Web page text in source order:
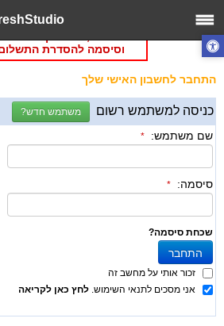
תקופת הניסיון/מנוי של
וסיסמה להסדרת התשלום
התחבר לחשבון האישי שלך